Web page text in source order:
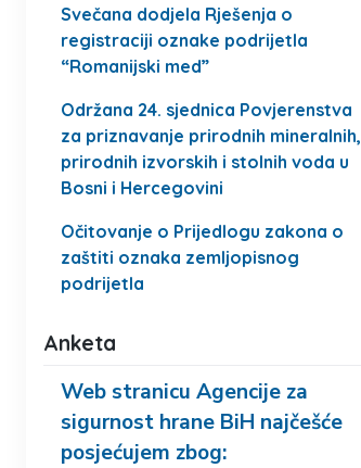
Svečana dodjela Rješenja o
registraciji oznake podrijetla
“Romanijski med”
Održana 24. sjednica Povjerenstva
za priznavanje prirodnih mineralnih,
prirodnih izvorskih i stolnih voda u
Bosni i Hercegovini
Očitovanje o Prijedlogu zakona o
zaštiti oznaka zemljopisnog
podrijetla
Anketa
Web stranicu Agencije za
sigurnost hrane BiH najčešće
posjećujem zbog: